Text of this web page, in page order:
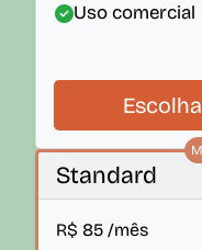
Uso comercial
Standard
R$ 85 /mês